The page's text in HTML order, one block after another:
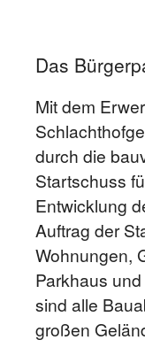
Das
Mit dem
durch die
Startschuss
Entwicklung
Auftrag der
Wohnungen,
Parkhaus
sind alle
großen